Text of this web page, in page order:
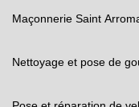
Maçonnerie Saint
Nettoyage et pose de